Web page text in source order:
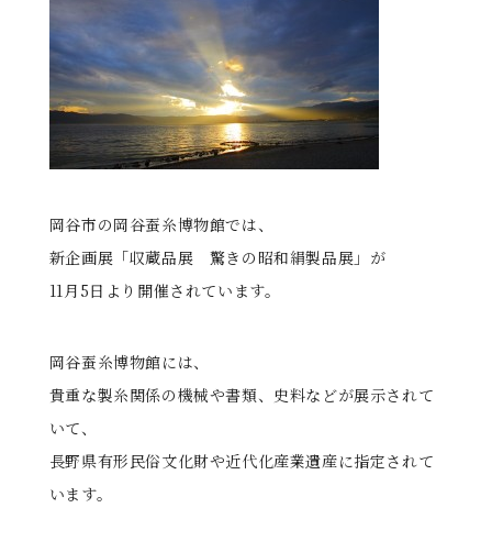
岡谷市の岡谷蚕糸博物館では、
新企画展「収蔵品展 驚きの昭和絹製品展」が
11月5日より開催されています。
岡谷蚕糸博物館には、
貴重な製糸関係の機械や書類、史料などが展示されて
いて、
長野県有形民俗文化財や近代化産業遺産に指定されて
います。